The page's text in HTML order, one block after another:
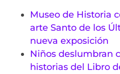
Museo de Historia
arte Santo de los
nueva exposición
Niños deslumbran
historias del Libro